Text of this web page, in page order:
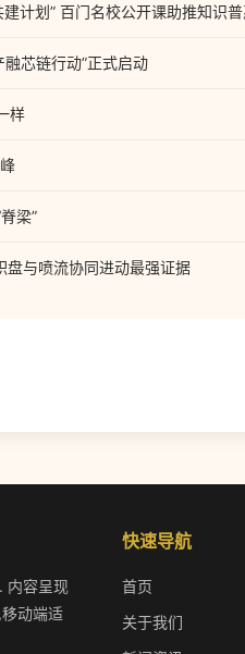
计划” 百门名校公开课助推知识普
芯链行动”正式启动
样
梁”
盘与喷流协同进动最强证据
内容呈现
动端适
快速导航
首页
关于我们